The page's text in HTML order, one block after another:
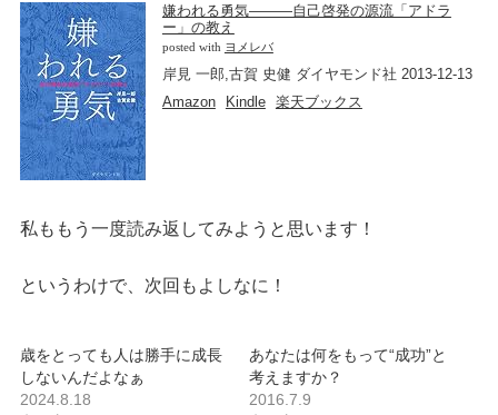
嫌われる勇気―――自己啓発の源流「アドラ
ー」の教え
posted with ヨメレバ
岸見 一郎,古賀 史健 ダイヤモンド社 2013-12-13
Amazon
Kindle 楽天ブックス
私ももう一度読み返してみようと思います！
というわけで、次回もよしなに！
歳をとっても人は勝手に成長
しないんだよなぁ
2024.8.18
あなたは何をもって“成功”と
考えますか？
2016.7.9